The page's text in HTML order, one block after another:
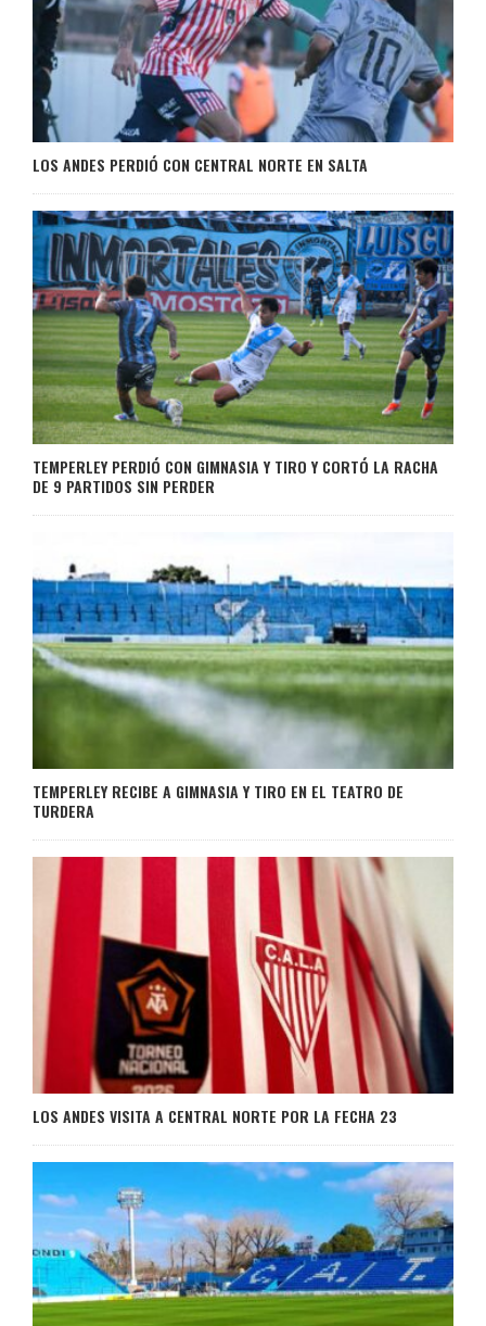
LOS ANDES PERDIÓ CON CENTRAL NORTE EN SALTA
TEMPERLEY PERDIÓ CON GIMNASIA Y TIRO Y CORTÓ LA RACHA
DE 9 PARTIDOS SIN PERDER
TEMPERLEY RECIBE A GIMNASIA Y TIRO EN EL TEATRO DE
TURDERA
LOS ANDES VISITA A CENTRAL NORTE POR LA FECHA 23